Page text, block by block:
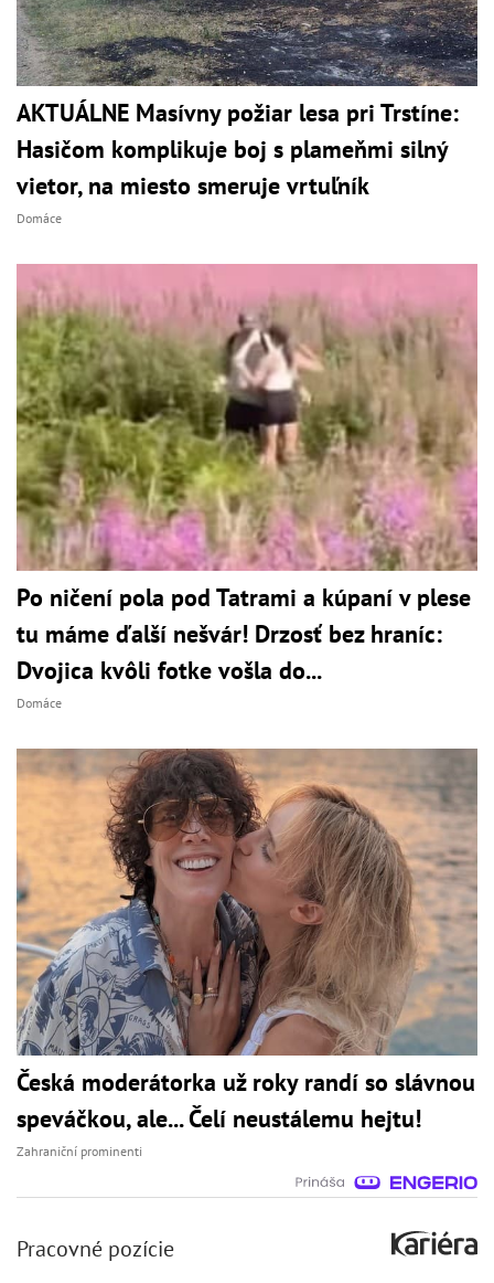
AKTUÁLNE Masívny požiar lesa pri Trstíne:
Hasičom komplikuje boj s plameňmi silný
vietor, na miesto smeruje vrtuľník
Domáce
Po ničení pola pod Tatrami a kúpaní v plese
tu máme ďalší nešvár! Drzosť bez hraníc:
Dvojica kvôli fotke vošla do...
Domáce
Česká moderátorka už roky randí so slávnou
speváčkou, ale... Čelí neustálemu hejtu!
Zahraniční prominenti
Pracovné pozície